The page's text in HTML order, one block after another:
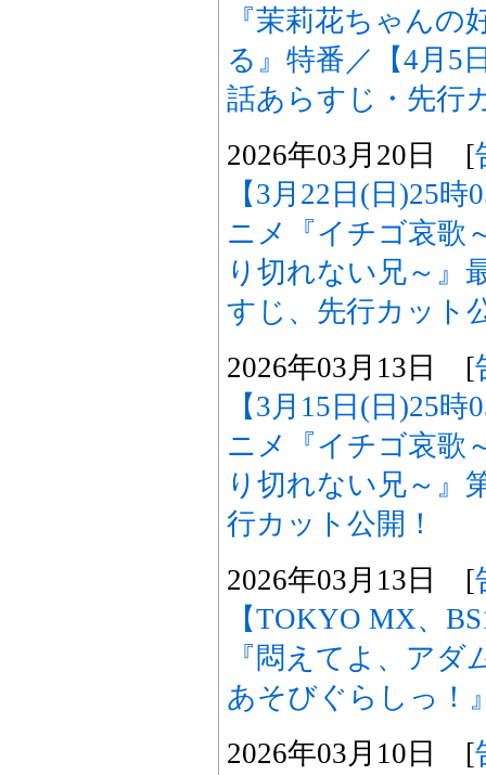
『茉莉花ちゃん
る』特番／【4月5
話あらすじ・先行
2026年03月20日 [
【3月22日(日)25
ニメ『イチゴ哀歌
り切れない兄～
すじ、先行カット
2026年03月13日 [
【3月15日(日)25
ニメ『イチゴ哀歌
り切れない兄～
行カット公開！
2026年03月13日 [
【TOKYO MX、
『悶えてよ、アダ
あそびぐらしっ！
2026年03月10日 [